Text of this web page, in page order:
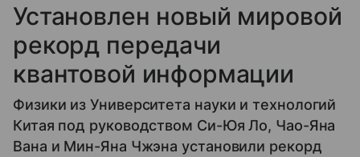
Установлен новый мировой
рекорд передачи
квантовой информации
Физики из Университета науки и технологий
Китая под руководством Си-Юя Ло, Чао-Яна
Вана и Мин-Яна Чжэна установили рекорд